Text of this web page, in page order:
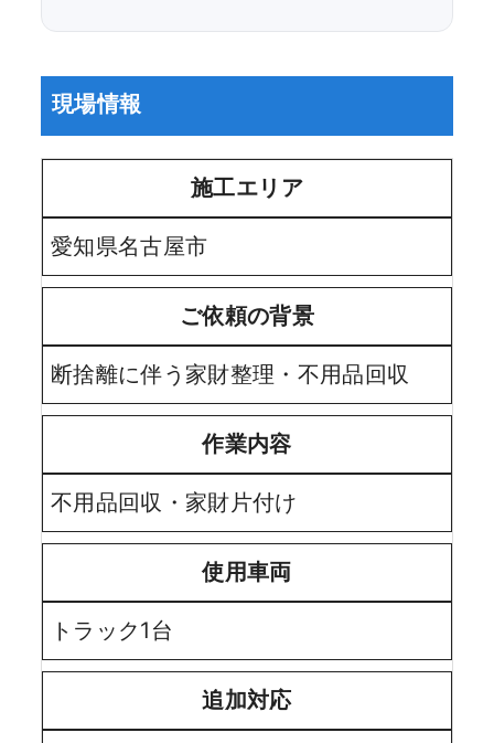
現場情報
施工エリア
愛知県名古屋市
ご依頼の背景
断捨離に伴う家財整理・不用品回収
作業内容
不用品回収・家財片付け
使用車両
トラック1台
追加対応